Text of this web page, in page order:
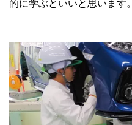
的に学ぶといいと思います。